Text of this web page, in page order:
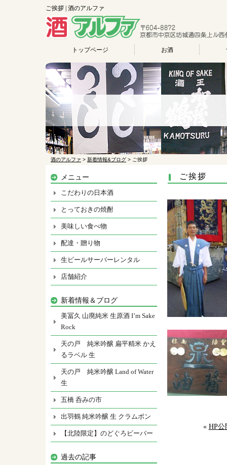
ご挨拶 | 酒のアルファ
トップページ お酒
酒のアルファ > 新着情報&ブログ > ご挨拶
ご挨拶
« HP公
メニュー
こだわりの日本酒
とっておきの焼酎
美味しい食べ物
配達・贈り物
生ビールサーバーレンタル
店舗紹介
新着情報＆ブログ
美冨久 山廃純米 生原酒 I’m Sake
Rock
天の戸 純米吟醸 扁平精米 かえ
るラベル 生
天の戸 純米吟醸 Land of Water
生
五橋 呑みの市
出羽鶴 純米吟醸 生 クラムボン
【北陸限定】のどぐろビーバー
過去の記事